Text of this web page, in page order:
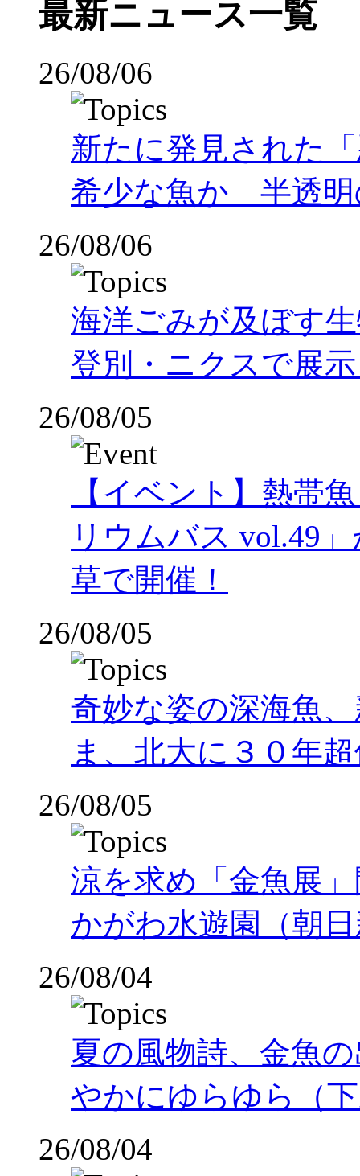
最新ニュース一覧
26/08/06
新たに発見された
希少な魚か 半透明
26/08/06
海洋ごみが及ぼす
登別・ニクスで展
26/08/05
【イベント】熱帯
リウムバス vol.49
草で開催！
26/08/05
奇妙な姿の深海魚
ま、北大に３０年
26/08/05
涼を求め「金魚展
かがわ水遊園（朝
26/08/04
夏の風物詩、金魚
やかにゆらゆら（
26/08/04